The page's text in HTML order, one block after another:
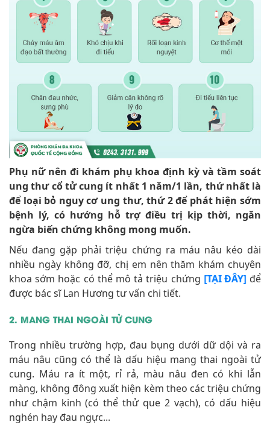
Phụ nữ nên đi khám phụ khoa định kỳ và tầm soát
ung thư cổ tử cung ít nhất 1 năm/1 lần, thứ nhất là
để loại bỏ nguy cơ ung thư, thứ 2 để phát hiện sớm
bệnh lý, có hướng hỗ trợ điều trị kịp thời, ngăn
ngừa biến chứng không mong muốn.
Nếu đang gặp phải triệu chứng ra máu nâu kéo dài
nhiều ngày không đỡ, chị em nên thăm khám chuyên
khoa sớm hoặc có thể mô tả triệu chứng [TẠI ĐÂY] để
được bác sĩ Lan Hương tư vấn chi tiết.
2. MANG THAI NGOÀI TỬ CUNG
Trong nhiều trường hợp, đau bụng dưới dữ dội và ra
máu nâu cũng có thể là dấu hiệu mang thai ngoài tử
cung. Máu ra ít một, rỉ rả, màu nâu đen có khi lẫn
màng, không đông xuất hiện kèm theo các triệu chứng
như chậm kinh (có thể thử que 2 vạch), có dấu hiệu
nghén hay đau ngực...